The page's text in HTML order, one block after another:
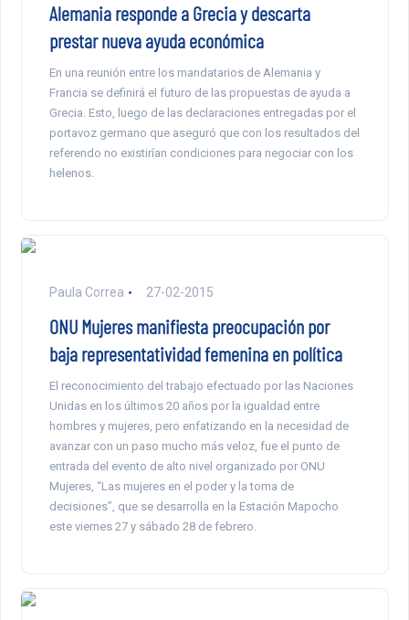
Alemania responde a Grecia y descarta
prestar nueva ayuda económica
En una reunión entre los mandatarios de Alemania y
Francia se definirá el futuro de las propuestas de ayuda a
Grecia. Esto, luego de las declaraciones entregadas por el
portavoz germano que aseguró que con los resultados del
referendo no existirían condiciones para negociar con los
helenos.
Paula Correa 27-02-2015
ONU Mujeres manifiesta preocupación por
baja representatividad femenina en política
El reconocimiento del trabajo efectuado por las Naciones
Unidas en los últimos 20 años por la igualdad entre
hombres y mujeres, pero enfatizando en la necesidad de
avanzar con un paso mucho más veloz, fue el punto de
entrada del evento de alto nivel organizado por ONU
Mujeres, “Las mujeres en el poder y la toma de
decisiones”, que se desarrolla en la Estación Mapocho
este viernes 27 y sábado 28 de febrero.